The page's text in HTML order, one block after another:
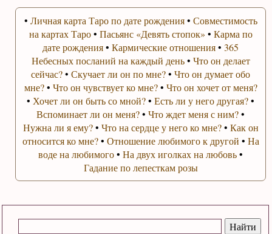
• Личная карта Таро по дате рождения• Совместимость
на картах Таро• Пасьянс «Девять стопок» • Карма по
дате рождения•Кармические отношения•365
Небесных посланий на каждый день• Что он делает
сейчас?•Скучает ли он по мне?•Что он думает обо
мне?• Что он чувствует ко мне?• Что он хочет от меня?
• Хочет ли он быть со мной?•Есть ли у него другая?•
Вспоминает ли он меня?•Что ждет меня с ним?•
Нужна ли я ему?• Что на сердце у него ко мне?• Как он
относится ко мне?• Отношение любимого к другой • На
воде на любимого•На двух иголках на любовь•
Гадание по лепесткам розы